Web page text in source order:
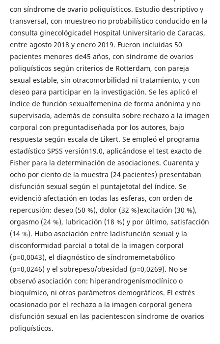
con síndrome de ovario poliquísticos. Estudio descriptivo y
transversal, con muestreo no probabilístico conducido en la
consulta ginecológicadel Hospital Universitario de Caracas,
entre agosto 2018 y enero 2019. Fueron incluidas 50
pacientes menores de45 años, con síndrome de ovarios
poliquísticos según criterios de Rotterdam, con pareja
sexual estable, sin otracomorbilidad ni tratamiento, y con
deseo para participar en la investigación. Se les aplicó el
índice de función sexualfemenina de forma anónima y no
supervisada, además de consulta sobre rechazo a la imagen
corporal con preguntadiseñada por los autores, bajo
respuesta según escala de Likert. Se empleó el programa
estadístico SPSS versión19.0, aplicándose el test exacto de
Fisher para la determinación de asociaciones. Cuarenta y
ocho por ciento de la muestra (24 pacientes) presentaban
disfunción sexual según el puntajetotal del índice. Se
evidenció afectación en todas las esferas, con orden de
repercusión: deseo (50 %), dolor (32 %)excitación (30 %),
orgasmo (24 %), lubricación (18 %) y por último, satisfacción
(14 %). Hubo asociación entre ladisfunción sexual y la
disconformidad parcial o total de la imagen corporal
(p=0,0043), el diagnóstico de síndromemetabólico
(p=0,0246) y el sobrepeso/obesidad (p=0,0269). No se
observó asociación con: hiperandrogenismoclínico o
bioquímico, ni otros parámetros demográficos. El estrés
ocasionado por el rechazo a la imagen corporal genera
disfunción sexual en las pacientescon síndrome de ovarios
poliquísticos.